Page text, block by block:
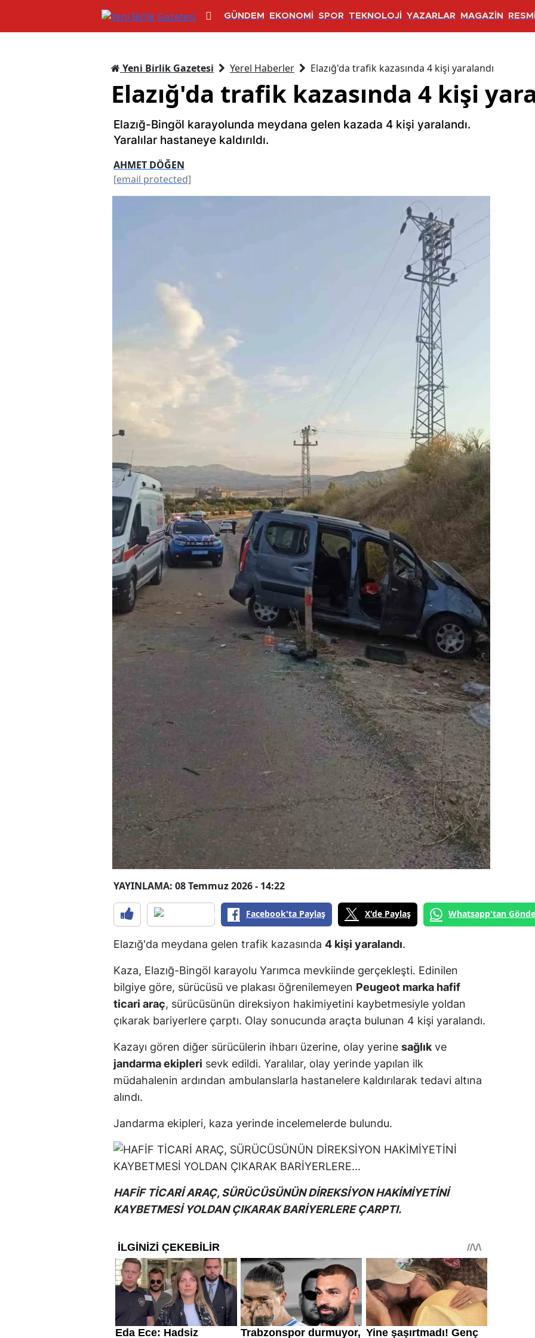
GÜNDEM EKONOMİ SPOR TEKNOLOJİ YAZARLAR MAGAZİN
Yeni Birlik Gazetesi Yerel Haberler Elazığ'da trafik kazasında 4 kişi yaralandı
Elazığ'da trafik kazasında 4 kişi
Elazığ-Bingöl karayolunda meydana gelen kazada 4 kişi yaralandı.
Yaralılar hastaneye kaldırıldı.
AHMET DÖĞEN
[email protected]
YAYINLAMA: 08 Temmuz 2026 - 14:22
Facebook'ta Paylaş X'de Paylaş Whatsapp'tan
Elazığ'da meydana gelen trafik kazasında 4 kişi yaralandı.
Kaza, Elazığ-Bingöl karayolu Yarımca mevkiinde gerçekleşti. Edinilen
bilgiye göre, sürücüsü ve plakası öğrenilemeyen Peugeot marka hafif
ticari araç, sürücüsünün direksiyon hakimiyetini kaybetmesiyle yoldan
çıkarak bariyerlere çarptı. Olay sonucunda araçta bulunan 4 kişi yaralandı.
Kazayı gören diğer sürücülerin ihbarı üzerine, olay yerine sağlık ve
jandarma ekipleri sevk edildi. Yaralılar, olay yerinde yapılan ilk
müdahalenin ardından ambulanslarla hastanelere kaldırılarak tedavi altına
alındı.
Jandarma ekipleri, kaza yerinde incelemelerde bulundu.
HAFİF TİCARİ ARAÇ, SÜRÜCÜSÜNÜN DİREKSİYON HAKİMİYETİNİ
KAYBETMESİ YOLDAN ÇIKARAK BARİYERLERE ÇARPTI.